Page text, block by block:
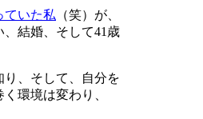
ていた私 （笑）が、
結婚、そして41歳
り、そして、自分を
環境は変わり、